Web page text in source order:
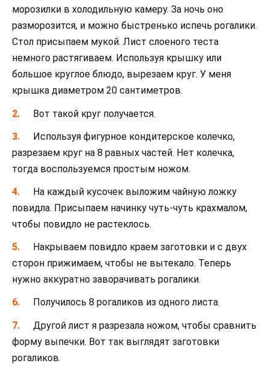
морозилки в холодильную камеру. За ночь оно
разморозится, и можно быстренько испечь рогалики.
Стол присыпаем мукой. Лист слоеного теста
немного растягиваем. Используя крышку или
большое круглое блюдо, вырезаем круг. У меня
крышка диаметром 20 сантиметров.
Вот такой круг получается.
Используя фигурное кондитерское колечко,
разрезаем круг на 8 равных частей. Нет колечка,
тогда воспользуемся простым ножом.
На каждый кусочек выложим чайную ложку
повидла. Присыпаем начинку чуть-чуть крахмалом,
чтобы повидло не растеклось.
Накрываем повидло краем заготовки и с двух
сторон прижимаем, чтобы не вытекало. Теперь
нужно аккуратно заворачивать рогалики.
Получилось 8 рогаликов из одного листа.
Другой лист я разрезала ножом, чтобы сравнить
форму выпечки. Вот так выглядят заготовки
рогаликов.